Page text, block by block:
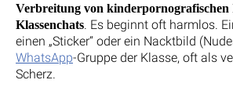
Verbreitung von kinderpornografischen
Klassenchats. Es beginnt oft harmlos.
einen „Sticker“ oder ein Nacktbild
WhatsApp-Gruppe der Klasse, oft als
Scherz.